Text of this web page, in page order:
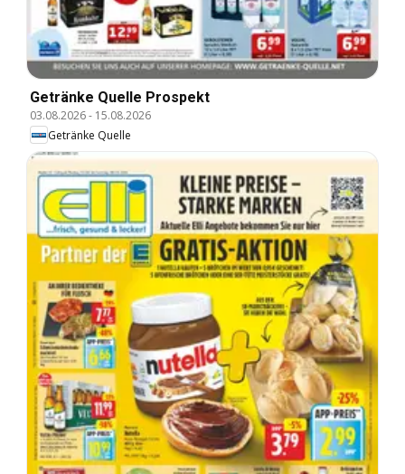
Getränke Quelle Prospekt
03.08.2026- 15.08.2026
Getränke Quelle